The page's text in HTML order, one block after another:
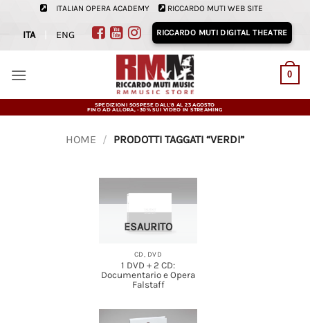
contenuti
ITALIAN OPERA ACADEMY RICCARDO MUTI WEB SITE
ITA ENG RICCARDO MUTI DIGITAL THEATRE
0
SPEDIZIONI SOSPESE DALL'8 AL 23 AGOSTO
FINO AD ALLORA, -30% SUI VIDEO IN STREAMING
HOME / PRODOTTI TAGGATI “VERDI”
ESAURITO
CD, DVD
1 DVD + 2 CD:
Documentario e Opera
Falstaff